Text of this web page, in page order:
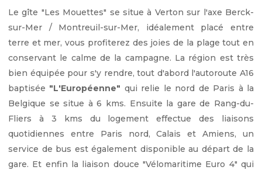
Le gîte "Les Mouettes" se situe à Verton sur l'axe Berck-
sur-Mer / Montreuil-sur-Mer, idéalement placé entre
terre et mer, vous profiterez des joies de la plage tout en
conservant le calme de la campagne. La région est très
bien équipée pour s'y rendre, tout d'abord l'autoroute A16
baptisée "L'Européenne" qui relie le nord de Paris à la
Belgique se situe à 6 kms. Ensuite la gare de Rang-du-
Fliers à 3 kms du logement effectue des liaisons
quotidiennes entre Paris nord, Calais et Amiens, un
service de bus est également disponible au départ de la
gare. Et enfin la liaison douce "Vélomaritime Euro 4" qui